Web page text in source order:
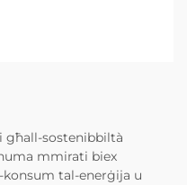
għall-sostenibbiltà
mmirati biex
tal-enerġija u